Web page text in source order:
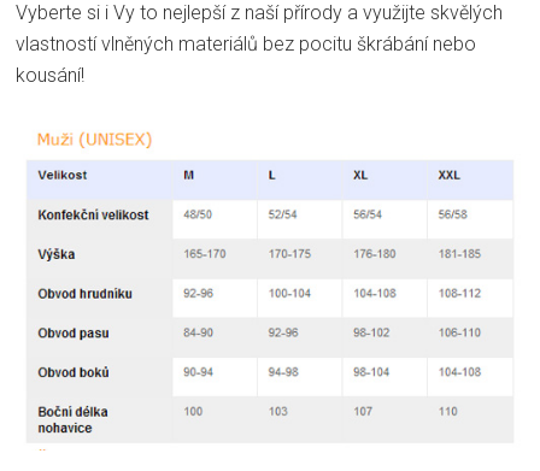
Vyberte si i Vy to nejlepší z naší přírody a využijte skvělých
vlastností vlněných materiálů bez pocitu škrábání nebo
kousání!